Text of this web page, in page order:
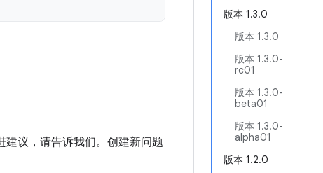
版本 1.3.0
版本 1.3.0
版本 1.3.0-
rc01
版本 1.3.0-
beta01
版本 1.3.0-
alpha01
版本 1.2.0
议，请告诉我们。创建新问题